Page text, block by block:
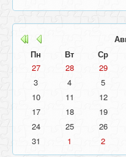
Пн
Вт Ср
27
28 29
3
4 5
10
11 12
17
18 19
24
25 26
31
1 2